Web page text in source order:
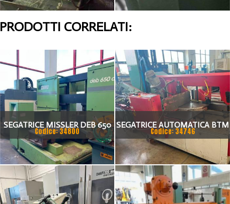
PRODOTTI CORRELATI:
SEGATRICE MISSLER DEB 650
CE
Codice: 34800
SEGATRICE AUTOMATICA BTM
A TAGLIO A GRADI
Codice: 34746